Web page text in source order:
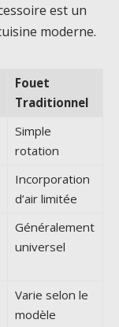
est un
moderne.
Fouet
Traditionnel
Simple
rotation
Incorporation
d’air limitée
Généralement
universel
Varie selon le
modèle